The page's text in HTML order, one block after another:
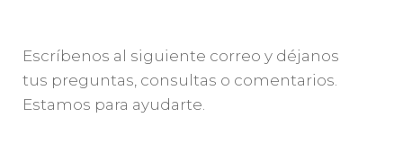
Escríbenos al siguiente correo y déjanos
tus preguntas, consultas o comentarios.
Estamos para ayudarte.